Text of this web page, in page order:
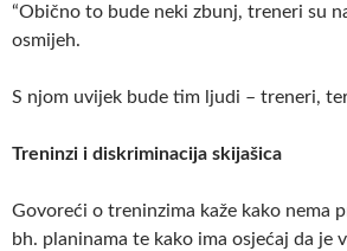
“Obično to bude neki zbunj, treneri su
osmijeh.
S njom uvijek bude tim ljudi – treneri,
Treninzi i diskriminacija skijašica
Govoreći o treninzima kaže kako nema
bh. planinama te kako ima osjećaj da je